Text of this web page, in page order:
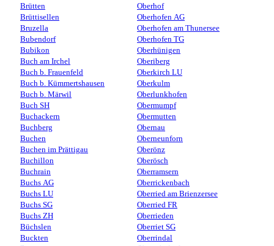
Brütten
Brüttisellen
Bruzella
Bubendorf
Bubikon
Buch am Irchel
Buch b. Frauenfeld
Buch b. Kümmertshausen
Buch b. Märwil
Buch SH
Buchackern
Buchberg
Buchen
Buchen im Prättigau
Buchillon
Buchrain
Buchs AG
Buchs LU
Buchs SG
Buchs ZH
Büchslen
Buckten
Oberhof
Oberhofen AG
Oberhofen am Thunersee
Oberhofen TG
Oberhünigen
Oberiberg
Oberkirch LU
Oberkulm
Oberlunkhofen
Obermumpf
Obermutten
Obernau
Oberneunforn
Oberönz
Oberösch
Oberramsern
Oberrickenbach
Oberried am Brienzersee
Oberried FR
Oberrieden
Oberriet SG
Oberrindal